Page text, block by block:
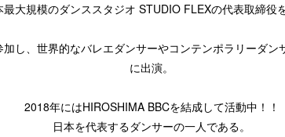
最大規模のダンススタジオ STUDIO FLEXの代表取締役
し、世界的なバレエダンサーやコンテンポラリーダ
に出演。
2018年にはHIROSHIMA BBCを結成して活動中！！
日本を代表するダンサーの一人である。